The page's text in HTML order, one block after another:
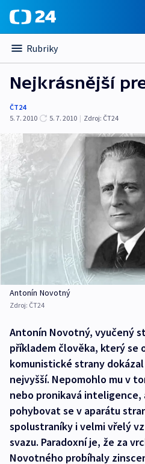
Rubriky
Nejkrásnější
ČT24
5. 7. 2010
5. 7. 2010 | Zdroj: ČT24
Antonín Novotný
Zdroj: ČT24
Antonín Novotný, vyučený
příkladem člověka, který se
komunistické strany
nejvyšší. Nepomohlo mu v
nebo pronikavá
pohybovat se v aparátu
spolustraníky i velmi vřelý
svazu. Paradoxní je, že za
Novotného probíhaly